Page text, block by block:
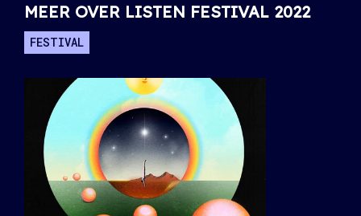
MEER OVER LISTEN FESTIVAL 2022
FESTIVAL